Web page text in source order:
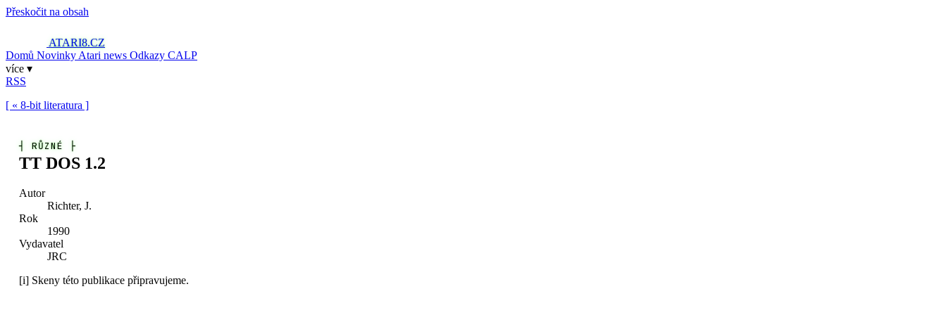
Přeskočit na obsah
ATARI8.CZ
Domů Novinky Atari news Odkazy CALP
více ▾
RSS
[ « 8-bit literatura ]
┤RŮZNÉ ├
TT DOS 1.2
Autor
Richter, J.
Rok
1990
Vydavatel
JRC
[i] Skeny této publikace připravujeme.